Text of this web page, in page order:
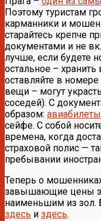
Поэтому туристам
карманники и
старайтесь крепче
документами и не
лучше, если будете
остальное –
оставляйте в
вещи – могут
соседей). С
образом: авиабилеты
сейфе. С собой
времена, когда
страховой полис —
пребывании
Теперь о
завышающие цены
наименьшим из
здесь и здесь.